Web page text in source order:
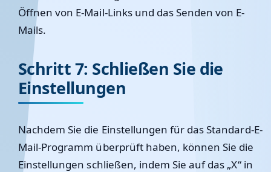
Öffnen von E-Mail-Links und das Senden von E-
Mails.
Schritt 7: Schließen Sie die
Einstellungen
Nachdem Sie die Einstellungen für das Standard-E-
Mail-Programm überprüft haben, können Sie die
Einstellungen schließen, indem Sie auf das „X“ in